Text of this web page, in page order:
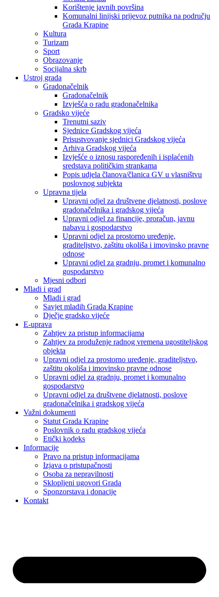
Korištenje javnih površina
Komunalni linijski prijevoz putnika na području
Grada Krapine
Kultura
Turizam
Sport
Obrazovanje
Socijalna skrb
Ustroj grada
Gradonačelnik
Gradonačelnik
Izvješća o radu gradonačelnika
Gradsko vijeće
Trenutni saziv
Sjednice Gradskog vijeća
Prisustvovanje sjednici Gradskog vijeća
Arhiva Gradskog vijeća
Izvješće o iznosu raspoređenih i isplaćenih
sredstava političkim strankama
Popis udjela članova/članica GV u vlasništvu
poslovnog subjekta
Upravna tijela
Upravni odjel za društvene djelatnosti, poslove
gradonačelnika i gradskog vijeća
Upravni odjel za financije, proračun, javnu
nabavu i gospodarstvo
Upravni odjel za prostorno uređenje,
graditeljstvo, zaštitu okoliša i imovinsko pravne
odnose
Upravni odjel za gradnju, promet i komunalno
gospodarstvo
Mjesni odbori
Mladi i grad
Mladi i grad
Savjet mladih Grada Krapine
Dječje gradsko vijeće
E-uprava
Zahtjev za pristup informacijama
Zahtjev za produženje radnog vremena ugostiteljskog
objekta
Upravni odjel za prostorno uređenje, graditeljstvo,
zaštitu okoliša i imovinsko pravne odnose
Upravni odjel za gradnju, promet i komunalno
gospodarstvo
Upravni odjel za društvene djelatnosti, poslove
gradonačelnika i gradskog vijeća
Važni dokumenti
Statut Grada Krapine
Poslovnik o radu gradskog vijeća
Etički kodeks
Informacije
Pravo na pristup informacijama
Izjava o pristupačnosti
Osoba za nepravilnosti
Sklopljeni ugovori Grada
Sponzorstava i donacije
Kontakt